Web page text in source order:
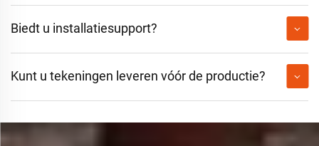
Biedt u installatiesupport?
Kunt u tekeningen leveren vóór de productie?